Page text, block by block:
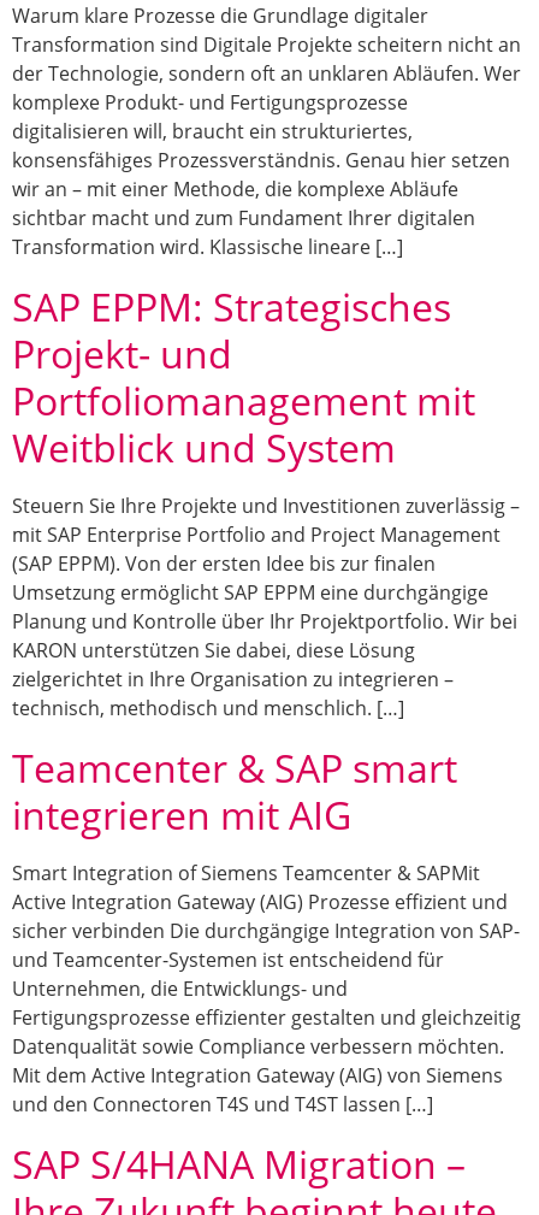
Warum klare Prozesse die Grundlage digitaler
Transformation sind Digitale Projekte scheitern nicht an
der Technologie, sondern oft an unklaren Abläufen. Wer
komplexe Produkt- und Fertigungsprozesse
digitalisieren will, braucht ein strukturiertes,
konsensfähiges Prozessverständnis. Genau hier setzen
wir an – mit einer Methode, die komplexe Abläufe
sichtbar macht und zum Fundament Ihrer digitalen
Transformation wird. Klassische lineare […]
SAP EPPM: Strategisches
Projekt- und
Portfoliomanagement mit
Weitblick und System
Steuern Sie Ihre Projekte und Investitionen zuverlässig –
mit SAP Enterprise Portfolio and Project Management
(SAP EPPM). Von der ersten Idee bis zur finalen
Umsetzung ermöglicht SAP EPPM eine durchgängige
Planung und Kontrolle über Ihr Projektportfolio. Wir bei
KARON unterstützen Sie dabei, diese Lösung
zielgerichtet in Ihre Organisation zu integrieren –
technisch, methodisch und menschlich. […]
Teamcenter & SAP smart
integrieren mit AIG
Smart Integration of Siemens Teamcenter & SAPMit
Active Integration Gateway (AIG) Prozesse effizient und
sicher verbinden Die durchgängige Integration von SAP-
und Teamcenter-Systemen ist entscheidend für
Unternehmen, die Entwicklungs- und
Fertigungsprozesse effizienter gestalten und gleichzeitig
Datenqualität sowie Compliance verbessern möchten.
Mit dem Active Integration Gateway (AIG) von Siemens
und den Connectoren T4S und T4ST lassen […]
SAP S/4HANA Migration –